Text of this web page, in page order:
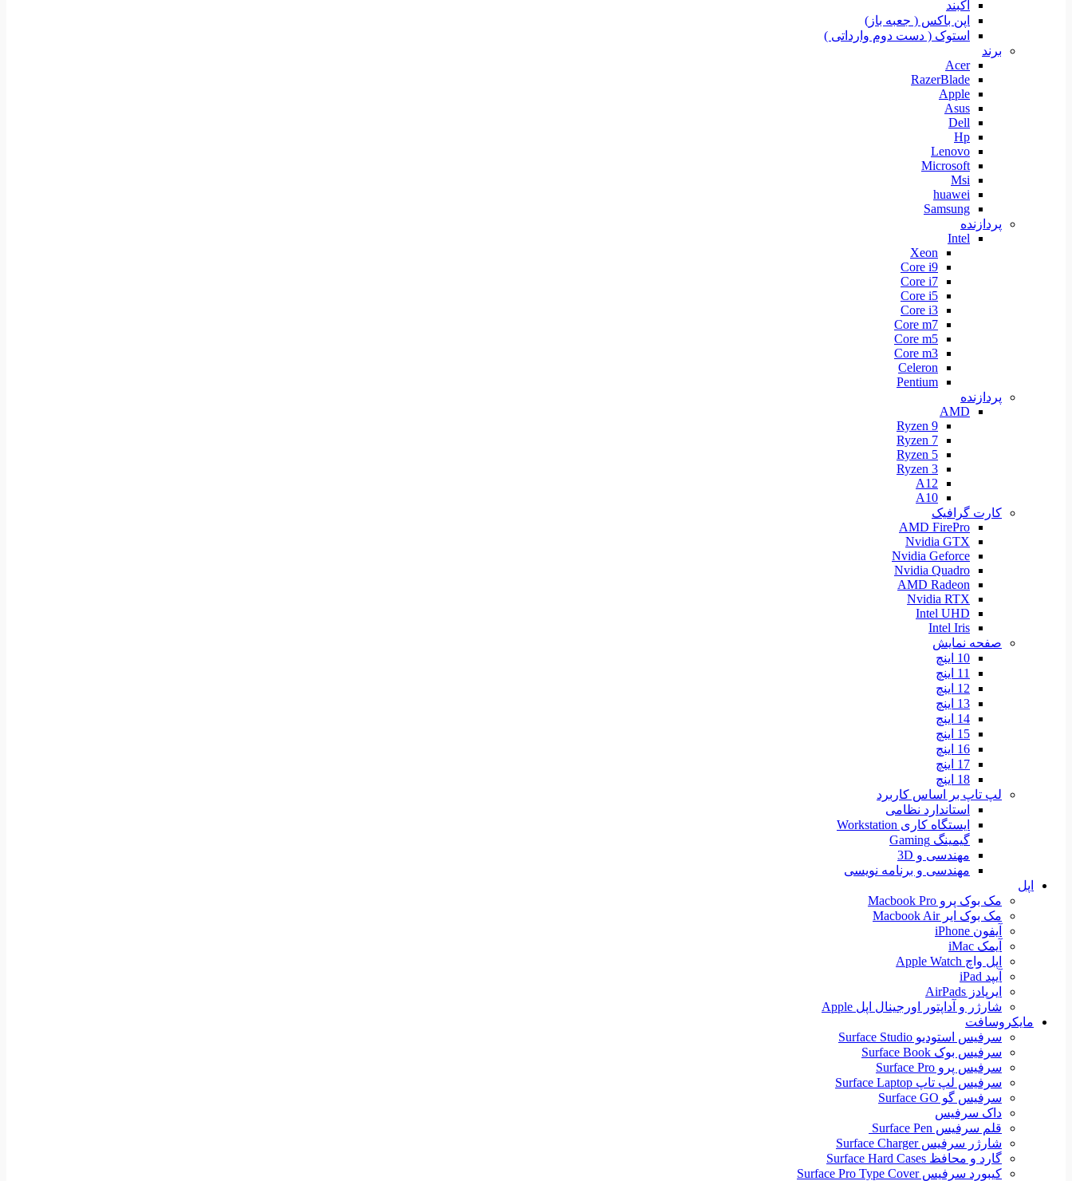
آکبند
اپن باکس ( جعبه باز)
استوک ( دست دوم وارداتی )
برند
Acer
RazerBlade
Apple
Asus
Dell
Hp
Lenovo
Microsoft
Msi
huawei
Samsung
پردازنده
Intel
Xeon
Core i9
Core i7
Core i5
Core i3
Core m7
Core m5
Core m3
Celeron
Pentium
پردازنده
AMD
Ryzen 9
Ryzen 7
Ryzen 5
Ryzen 3
A12
A10
کارت گرافیک
AMD FirePro
Nvidia GTX
Nvidia Geforce
Nvidia Quadro
AMD Radeon
Nvidia RTX
Intel UHD
Intel Iris
صفحه نمایش
10 اینچ
11 اینچ
12 اینچ
13 اینچ
14 اینچ
15 اینچ
16 اینچ
17 اینچ
18 اینچ
لپ تاپ بر اساس کاربرد
استاندارد نظامی
ایستگاه کاری Workstation
گیمینگ Gaming
مهندسی و 3D
مهندسی و برنامه نویسی
اپل
مک بوک پرو Macbook Pro
مک بوک ایر Macbook Air
آیفون iPhone
آیمک iMac
اپل واچ Apple Watch
آیپد iPad
ایرپادز AirPads
شارژر و آداپتور اورجینال اپل Apple
مایکروسافت
سرفیس استودیو Surface Studio
سرفیس بوک Surface Book
سرفیس پرو Surface Pro
سرفیس لپ تاپ Surface Laptop
سرفیس گو Surface GO
داک سرفیس
قلم سرفیس Surface Pen
شارژر سرفیس Surface Charger
گارد و محافظ Surface Hard Cases
کیبورد سرفیس Surface Pro Type Cover